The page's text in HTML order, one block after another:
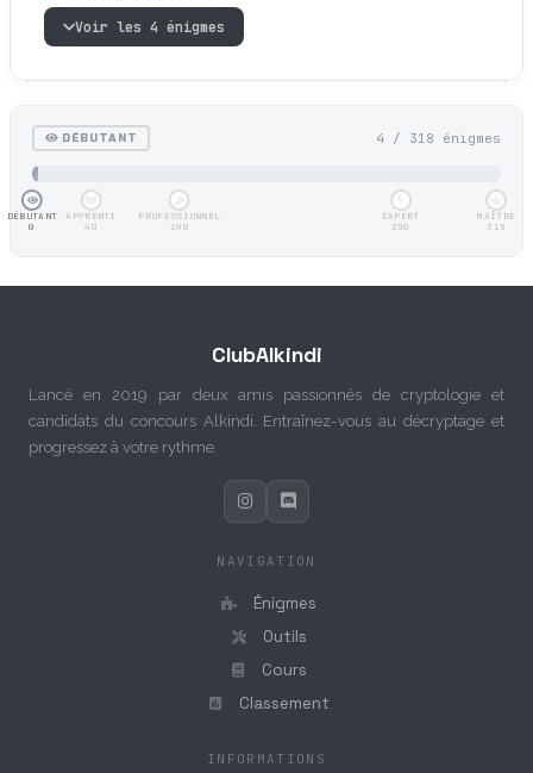
Voir les 4 énigmes
DÉBUTANT 4 / 318 énigmes
DÉBUTANT
0
APPRENTI
40
PROFESSIONNEL
100
EXPERT
250
MAÎTRE
315
ClubAlkindi
Lancé en 2019 par deux amis passionnés de cryptologie et
candidats du concours Alkindi. Entraînez-vous au décryptage et
progressez à votre rythme.
NAVIGATION
Énigmes
Outils
Cours
Classement
INFORMATIONS